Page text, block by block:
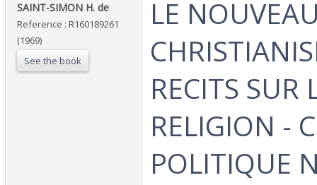
‎SAINT-SIMON H. de‎
Reference : R160189261
(1969)
See the book
‎LE
RECITS SUR
RELIGION -
POLITIQUE